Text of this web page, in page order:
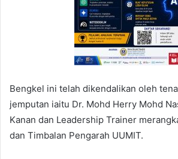
Bengkel ini telah dikendalikan oleh
jemputan iaitu Dr. Mohd Herry Mohd
Kanan dan Leadership Trainer
dan Timbalan Pengarah UUMIT.